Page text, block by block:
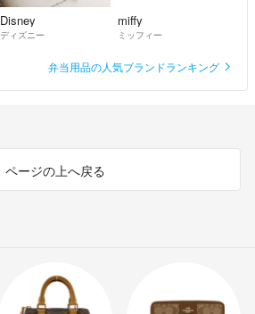
Disney
ディズニー
miffy
ミッフィー
弁当用品の人気ブランドランキング
ページの上へ戻る